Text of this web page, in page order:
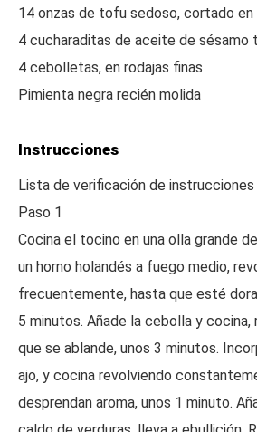
14 onzas de tofu sedoso, cortado
4 cucharaditas de aceite de sésamo
4 cebolletas, en rodajas finas
Pimienta negra recién molida
Instrucciones
Lista de verificación de instrucciones
Paso 1
Cocina el tocino en una olla grande
un horno holandés a fuego medio,
frecuentemente, hasta que esté
5 minutos. Añade la cebolla y cocina,
que se ablande, unos 3 minutos.
ajo, y cocina revolviendo
desprendan aroma, unos 1 minuto.